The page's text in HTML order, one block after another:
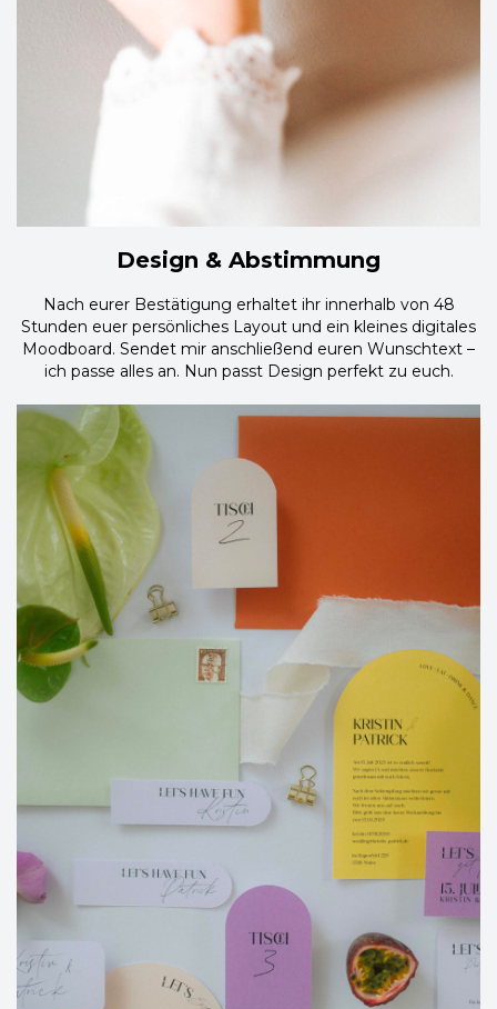
Design & Abstimmung
Nach eurer Bestätigung erhaltet ihr innerhalb von 48
Stunden euer persönliches Layout und ein kleines digitales
Moodboard. Sendet mir anschließend euren Wunschtext –
ich passe alles an. Nun passt Design perfekt zu euch.